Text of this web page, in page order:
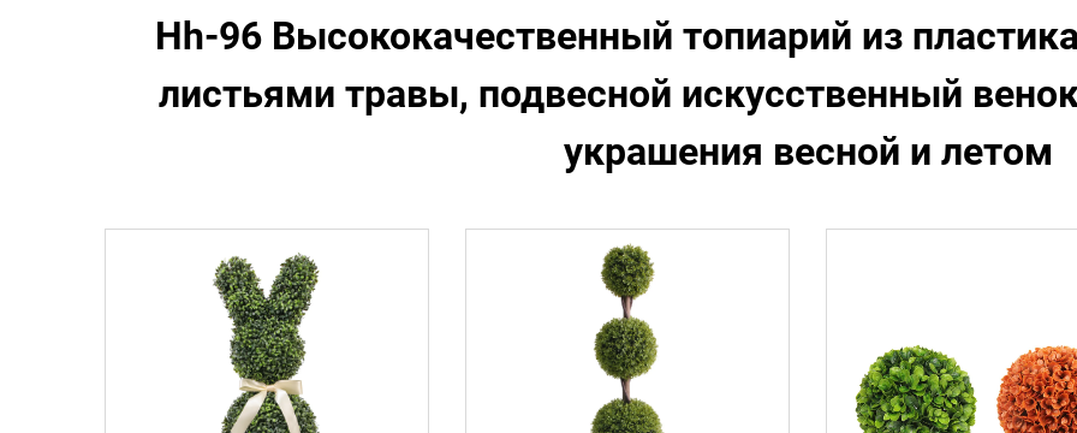
Hh-96 Высококачественный топиарий из
листьями травы, подвесной искусственный
украшения весной и летом